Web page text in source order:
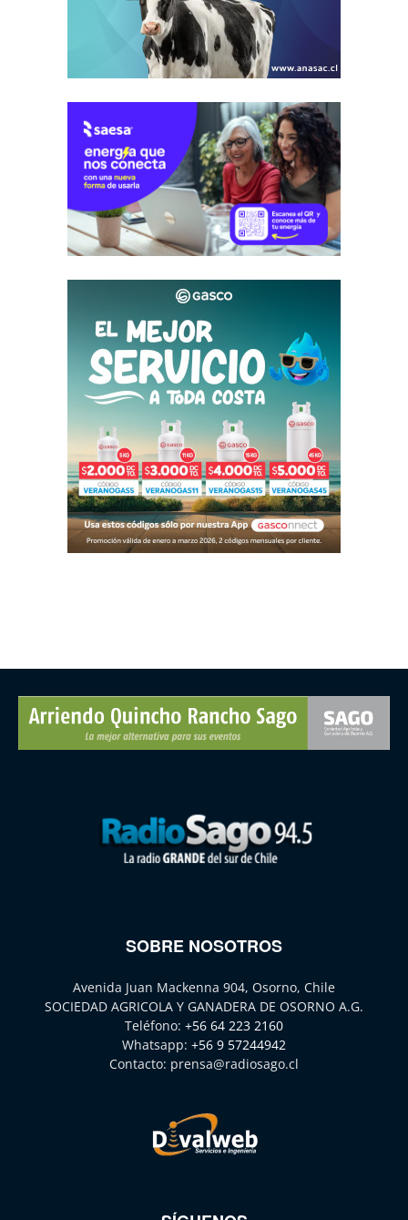
SOBRE NOSOTROS
Avenida Juan Mackenna 904, Osorno, Chile
SOCIEDAD AGRICOLA Y GANADERA DE OSORNO A.G.
Teléfono: +56 64 223 2160
Whatsapp: +56 9 57244942
Contacto: prensa@radiosago.cl